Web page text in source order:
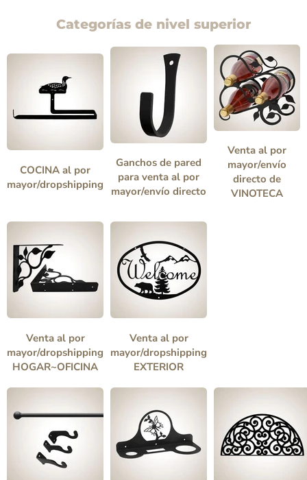
Categorías de nivel superior
COCINA al por
mayor/dropshipping
Ganchos de pared
para venta al por
mayor/envío directo
Venta al por
mayor/envío
directo de
VINOTECA
Venta al por
mayor/dropshipping
HOGAR~OFICINA
Venta al por
mayor/dropshipping
EXTERIOR